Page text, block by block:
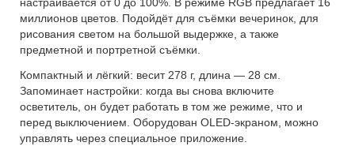
миллионов цветов. Подойдёт для съёмки вечеринок, для
рисования светом на большой выдержке, а также
предметной и портретной съёмки.
Компактный и лёгкий: весит 278 г, длина — 28 см.
Запоминает настройки: когда вы снова включите
осветитель, он будет работать в том же режиме, что и
перед выключением. Оборудован OLED-экраном, можно
управлять через специальное приложение.